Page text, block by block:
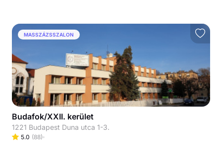
MASSZÁZSSZALON
Budafok/XXII. kerület
1221 Budapest Duna utca 1-3.
5.0 (88)